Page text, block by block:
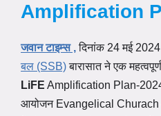
Amplification
जवान टाइम्स ,दिनांक 24 मई
बल (SSB)बारासात ने एक
LiFE Amplification Plan-
आयोजन Evangelical Churach